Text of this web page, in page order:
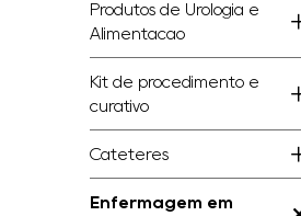
Produtos de Urologia e
Alimentação
Kit de procedimento e
curativo
Cateteres
Enfermagem em